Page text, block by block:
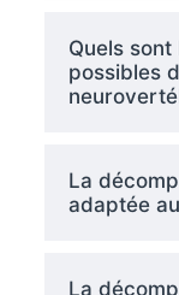
Quels
possibles
La
adaptée
La